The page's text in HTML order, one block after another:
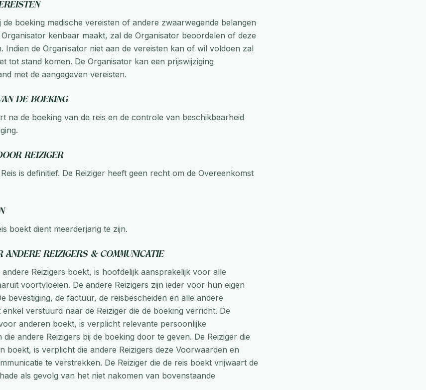
de boeking medische vereisten of andere zwaarwegende belangen
kenbaar maakt, zal de Organisator beoordelen of deze
Indien de Organisator niet aan de vereisten kan of wil voldoen zal
tot stand komen. De Organisator kan een prijswijziging
met de aangegeven vereisten.
de boeking
na de boeking van de reis en de controle van beschikbaarheid
reiziger
is definitief. De Reiziger heeft geen recht om de Overeenkomst
boekt dient meerderjarig te zijn.
andere Reizigers & communicatie
Reizigers boekt, is hoofdelijk aansprakelijk voor alle
voortvloeien. De andere Reizigers zijn ieder voor hun eigen
bevestiging, de factuur, de reisbescheiden en alle andere
verstuurd naar de Reiziger die de boeking verricht. De
anderen boekt, is verplicht relevante persoonlijke
die andere Reizigers bij de boeking door te geven. De Reiziger die
boekt, is verplicht die andere Reizigers deze Voorwaarden en
te verstrekken. De Reiziger die de reis boekt vrijwaart de
als gevolg van het niet nakomen van bovenstaande